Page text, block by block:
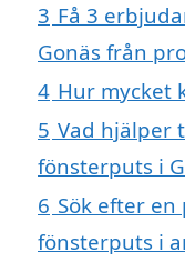
3 Få 3
Gonäs från
4 Hur mycket
5 Vad hjälper
fönsterputs i
6 Sök efter
fönsterputs i